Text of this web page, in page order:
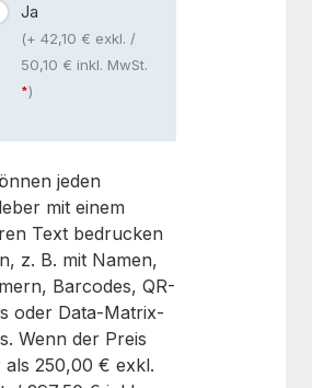
Ja
(+ 42,10 € exkl. /
50,10 € inkl. MwSt.
)
jeden
mit einem
Text bedrucken
z. B. mit Namen,
Barcodes, QR-
oder Data-Matrix-
Wenn der Preis
als 250,00 € exkl.